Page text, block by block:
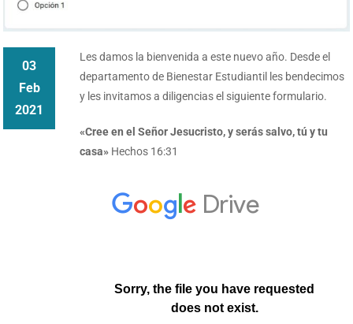
03
Feb
2021
Les damos la bienvenida a este nuevo año. Desde el
departamento de Bienestar Estudiantil les bendecimos
y les invitamos a diligencias el siguiente formulario.
«Cree en el Señor Jesucristo, y serás salvo, tú y tu
casa» Hechos 16:31